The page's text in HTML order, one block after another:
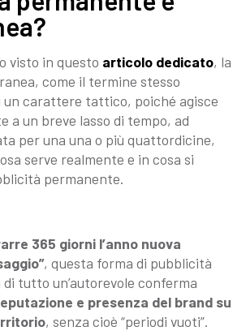
visto in questo articolo dedicato, la
come il termine stesso
un carattere tattico, poiché agisce
a un breve lasso di tempo, ad
per una una o più quattordicine,
serve realmente e in cosa si
permanente.
365 giorni l’anno nuova
, questa forma di pubblicità
tutto un’autorevole conferma
e presenza del brand su
, senza cioè “periodi vuoti”.